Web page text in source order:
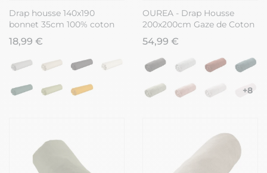
Drap housse 140x190
bonnet 35cm 100% coton
blanc - VITALIA
18,99 €
OUREA - Drap Housse
200x200cm Gaze de Coton
Safran
54,99 €
+8